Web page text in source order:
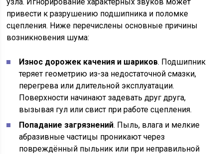
привести к разрушению подшипника и поломке
сцепления. Ниже перечислены основные причины
возникновения шума:
Износ дорожек качения и шариков. Подшипник
теряет геометрию из-за недостаточной смазки,
перегрева или длительной эксплуатации.
Поверхности начинают задевать друг друга,
вызывая гул или свист при работе сцепления.
Попадание загрязнений. Пыль, влага и мелкие
абразивные частицы проникают через
повреждённый пыльник или при неправильной